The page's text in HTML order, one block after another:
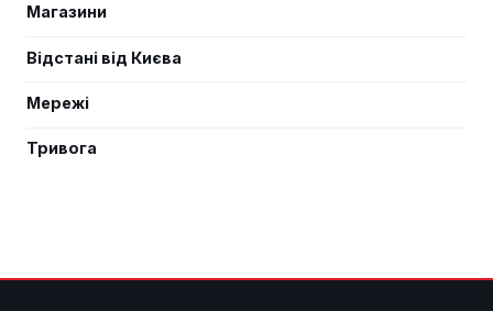
Магазини
Відстані від Києва
Мережі
Тривога